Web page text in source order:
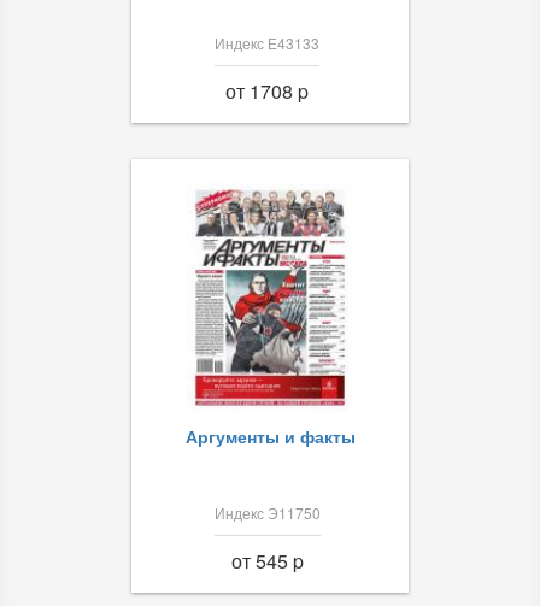
Индекс Е43133
от 1708 p
Аргументы и факты
Индекс Э11750
от 545 p